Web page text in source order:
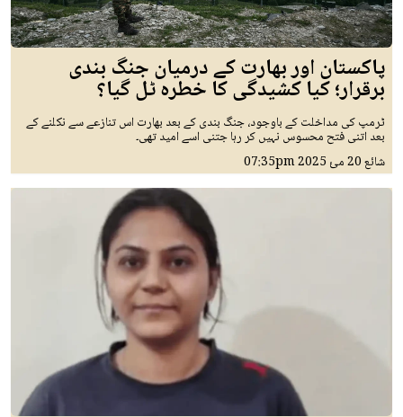
پاکستان اور بھارت کے درمیان جنگ بندی
برقرار؛ کیا کشیدگی کا خطرہ ٹل گیا؟
ٹرمپ کی مداخلت کے باوجود، جنگ بندی کے بعد بھارت اس تنازعے سے نکلنے کے
بعد اتنی فتح محسوس نہیں کر رہا جتنی اسے امید تھی۔
شائع20 مئ 2025 07:35pm